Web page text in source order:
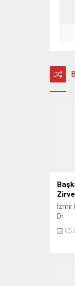
İzmir
Dr.